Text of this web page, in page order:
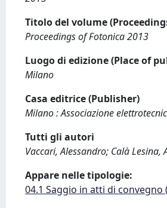
Titolo del volume
Proceedings of Fotonica 2013
Luogo di edizione (Place of
Milano
Casa editrice (Publisher)
Milano : Associazione
Tutti gli autori
Vaccari, Alessandro; Calà
Appare nelle tipologie:
04.1 Saggio in atti di